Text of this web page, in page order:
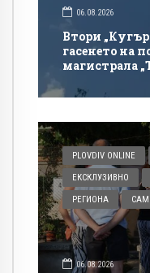
06.08.2026
Втори
гасенето на
магистрала
PLOVDIV ONLINE
ЕКСКЛУЗИВНО
РЕГИОНА
06.08.2026